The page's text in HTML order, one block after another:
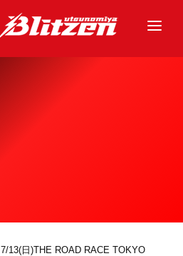
13(日)THE ROAD RACE TOKYO